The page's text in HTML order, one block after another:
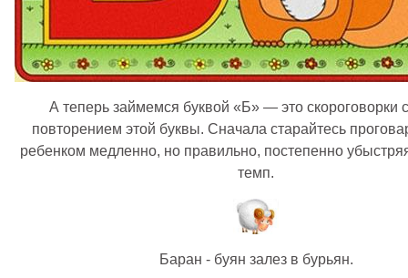
А теперь займемся буквой «Б» — это скороговорки
повторением этой буквы. Сначала старайтесь
ребенком медленно, но правильно, постепенно
темп.
Баран - буян залез в бурьян.